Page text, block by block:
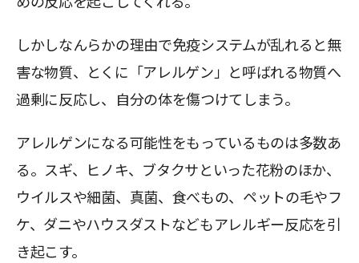
しかしなんらかの理由で免疫システムが乱れると無
害な物質、とくに「アレルゲン」と呼ばれる物質へ
過剰に反応し、自分の体を傷つけてしまう。
アレルゲンになる可能性をもっているものは多数あ
る。スギ、ヒノキ、ブタクサといった花粉のほか、
ウイルスや細菌、真菌、食べもの、ペットの毛やフ
ケ、ダニやハウスダストなどもアレルギー反応を引
き起こす。